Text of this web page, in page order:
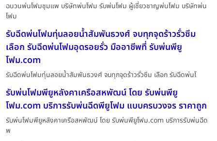
ฉนวนพ่นโฟมชุมแพ บริษัทพ่นโฟม รับพ่นโฟม ผู้เชี่ยวชาญพ่นโฟม บริษัทพ่น
โฟม
รับฉีดพ่นโฟมทุ่นลอยน้ำสัมพันธวงศ์ จบทุกจุดร้าวรั่วซึม
เลือก รับฉีดพ่นโฟมอุดรอยรั่ว มืออาชีพที่ รับพ่นพียู
โฟม.com
รับฉีดพ่นโฟมทุ่นลอยน้ำสัมพันธวงศ์ จบทุกจุดร้าวรั่วซึม เลือก รับฉีดพ่นโ
รับพ่นโฟมพียูหลังคาเครือสหพัฒน์ โดย รับพ่นพียู
โฟม.com บริการรับพ่นฉีดพียูโฟม แบบครบวงจร ราคาถูก
รับพ่นโฟมพียูหลังคาเครือสหพัฒน์ โดย รับพ่นพียูโฟม.com บริการรับพ่นฉีด
พ